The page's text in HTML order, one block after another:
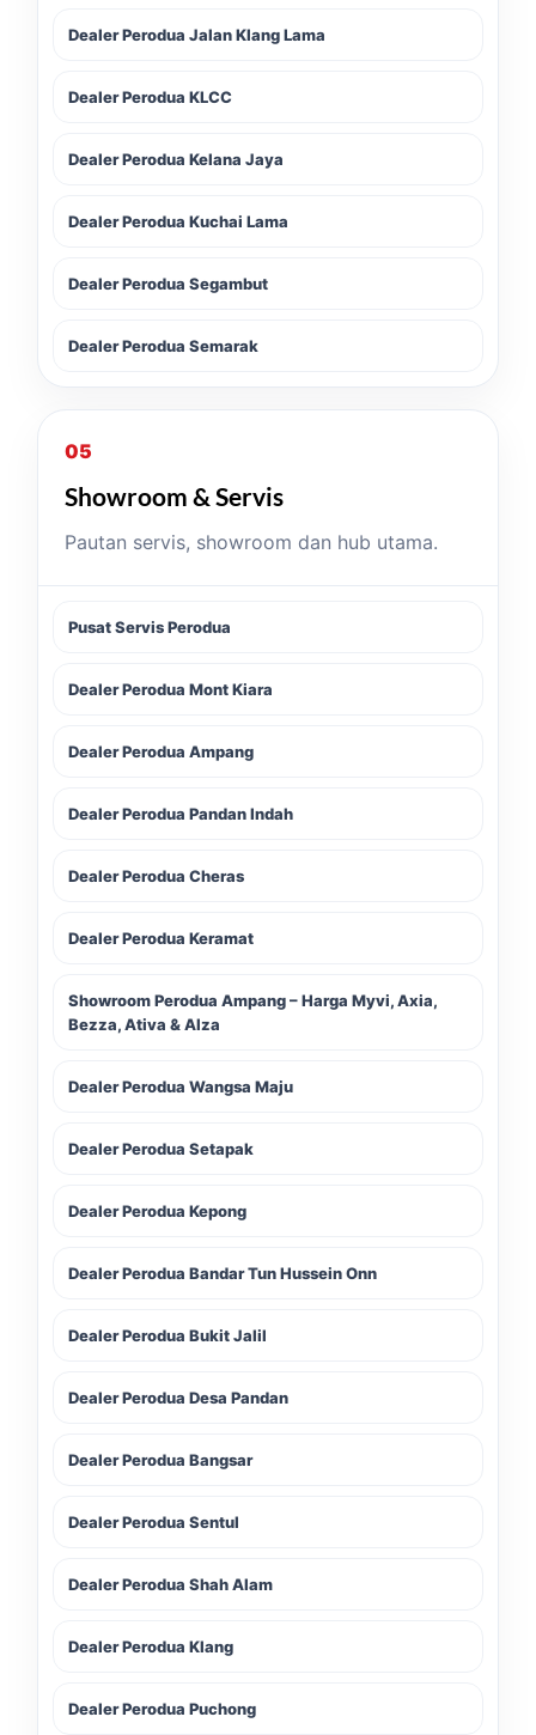
LIVE
Dealer Perodua Jalan Klang Lama
Dealer Perodua KLCC
Dealer Perodua Kelana Jaya
Dealer Perodua Kuchai Lama
Dealer Perodua Segambut
Dealer Perodua Semarak
05
Showroom & Servis
Pautan servis, showroom dan hub utama.
Pusat Servis Perodua
Dealer Perodua Mont Kiara
Dealer Perodua Ampang
Dealer Perodua Pandan Indah
Dealer Perodua Cheras
Dealer Perodua Keramat
Showroom Perodua Ampang – Harga Myvi, Axia,
Bezza, Ativa & Alza
Dealer Perodua Wangsa Maju
Dealer Perodua Setapak
Dealer Perodua Kepong
Dealer Perodua Bandar Tun Hussein Onn
Dealer Perodua Bukit Jalil
Dealer Perodua Desa Pandan
Dealer Perodua Bangsar
Dealer Perodua Sentul
Dealer Perodua Shah Alam
Dealer Perodua Klang
Dealer Perodua Puchong